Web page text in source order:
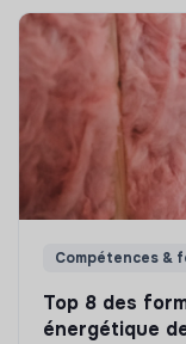
Compétences &
Top 8 des
énergétique